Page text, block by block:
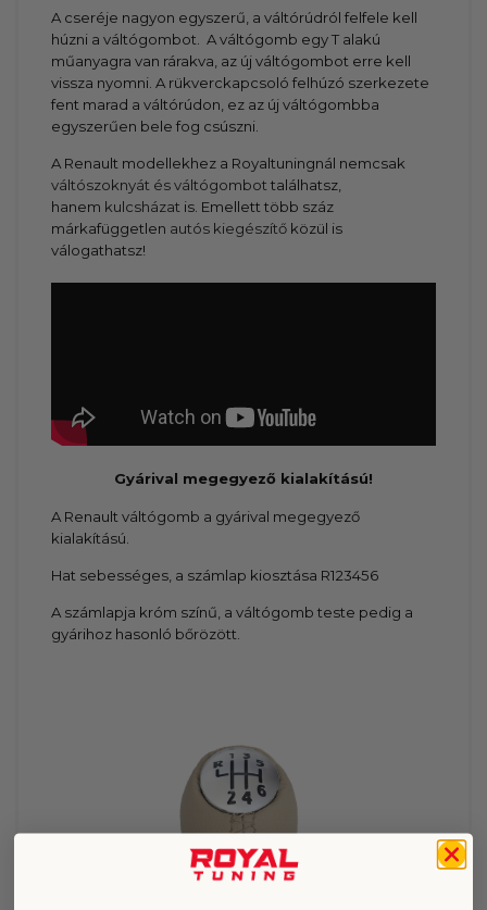
A cseréje nagyon egyszerű, a váltórúdról felfele kell
húzni a váltógombot. A váltógomb egy T alakú
műanyagra van rárakva, az új váltógombot erre kell
vissza nyomni. A rükverckapcsoló felhúzó szerkezete
fent marad a váltórúdon, ez az új váltógombba
egyszerűen bele fog csúszni.
A Renault modellekhez a Royaltuningnál nemcsak
váltószoknyát és váltógombot találhatsz,
hanem kulcsházat is. Emellett több száz
márkafüggetlen autós kiegészítő közül is
válogathatsz!
Gyárival megegyező kialakítású!
A Renault váltógomb a gyárival megegyező
kialakítású.
Hat sebességes, a számlap kiosztása R123456
A számlapja króm színű, a váltógomb teste pedig a
gyárihoz hasonló bőrözött.